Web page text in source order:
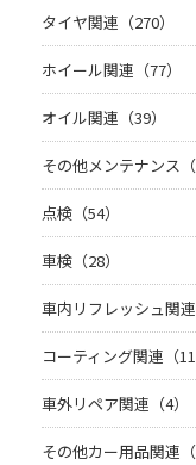
タイヤ関連（270）
ホイール関連（77）
オイル関連（39）
その他メンテナンス（
点検（54）
車検（28）
車内リフレッシュ関連
コーティング関連（11
車外リペア関連（4）
その他カー用品関連（